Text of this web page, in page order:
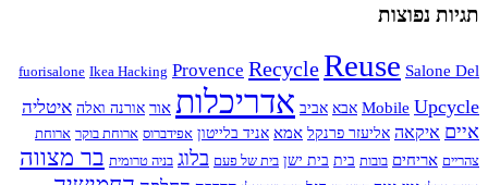
תגיות נפוצות
fuorisalone Ikea Hacking Provence Recycle Reuse Salone Del
Mobile Upcycle אבא אביב אדריכלות אור אורנה ואלה איטליה
איים איקאה אליעזר פרנקל אמא אניד בלייטון אפידברוס ארוחת בוקר ארוחת
צהריים אריחים בובות בית בית ישן בית של פעם בלוג בניה טרומית בר מצווה